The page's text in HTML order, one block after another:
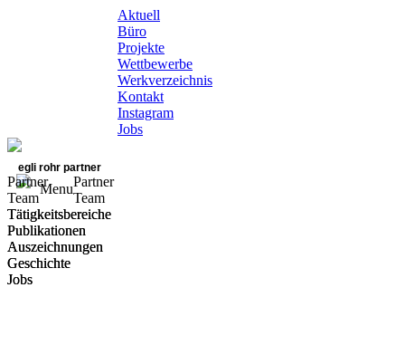
Aktuell
Büro
Projekte
Wettbewerbe
Werkverzeichnis
Kontakt
Instagram
Jobs
egli rohr partner
Menu
Partner
Team
Tätigkeitsbereiche
Publikationen
Auszeichnungen
Geschichte
Jobs
Partner
Team
Tätigkeitsbereiche
Publikationen
Auszeichnungen
Geschichte
Jobs